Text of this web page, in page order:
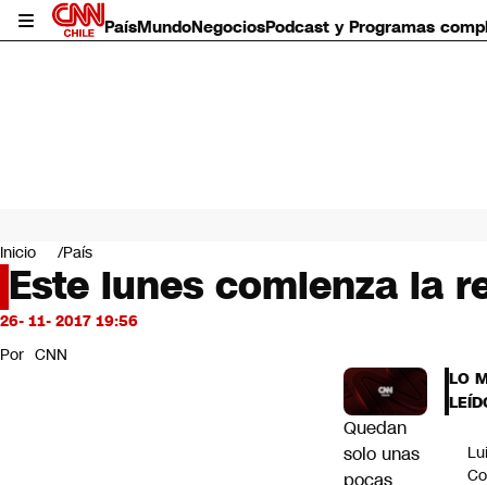
PaísMundoNegociosPodcast y Programas
Mundo
Negocios
Deportes
Programas completos
Servicios
Inicio País
Este lunes comienza la
26- 11- 2017 19:56
Por CNN
Quedan
solo unas
pocas
LO